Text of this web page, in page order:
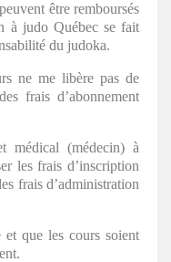
être remboursés
à judo Québec se fait
du judoka.
ne me libère pas de
frais d’abonnement
médical (médecin) à
les frais d’inscription
frais d’administration
que les cours soient